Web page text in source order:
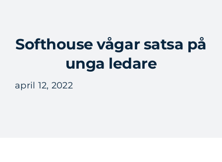
innehållet
Softhouse vågar satsa på
unga ledare
april 12, 2022